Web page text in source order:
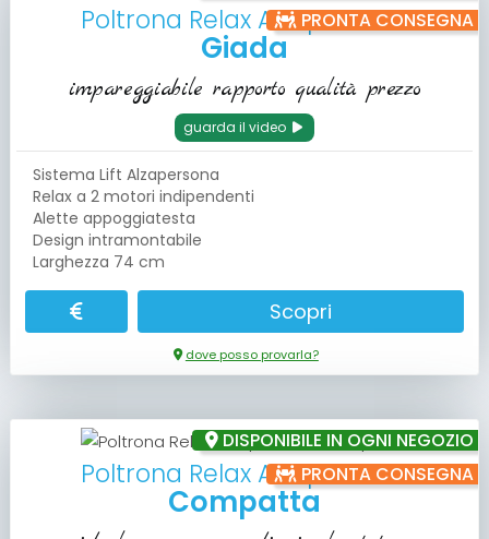
PRONTA CONSEGNA
Poltrona Relax Alzapersona
Giada
impareggiabile rapporto qualità prezzo
guarda il video
Sistema Lift Alzapersona
Relax a 2 motori indipendenti
Alette appoggiatesta
Design intramontabile
Larghezza 74 cm
Scopri
dove posso provarla?
DISPONIBILE IN OGNI NEGOZIO
PRONTA CONSEGNA
Poltrona Relax Alzapersona
Compatta